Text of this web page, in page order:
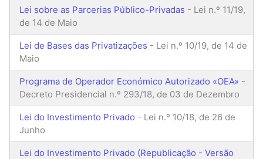
Lei sobre as Parcerias Público-Privadas - Lei n.º 11/19,
de 14 de Maio
Lei de Bases das Privatizações - Lei n.º 10/19, de 14 de
Maio
Programa de Operador Económico Autorizado «OEA» -
Decreto Presidencial n.º 293/18, de 03 de Dezembro
Lei do Investimento Privado - Lei n.º 10/18, de 26 de
Junho
Lei do Investimento Privado (Republicação - Versão